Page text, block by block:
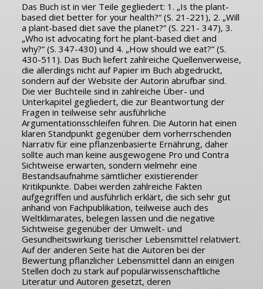
Das Buch ist in vier Teile gegliedert: 1. „Is the plant-
based diet better for your health?“ (S. 21-221), 2. „Will
a plant-based diet save the planet?“ (S. 221- 347), 3.
„Who ist advocating fort he plant-based diet and
why?“ (S. 347-430) und 4. „How should we eat?“ (S.
430-511). Das Buch liefert zahlreiche Quellenverweise,
die allerdings nicht auf Papier im Buch abgedruckt,
sondern auf der Website der Autorin abrufbar sind.
Die vier Buchteile sind in zahlreiche Über- und
Unterkapitel gegliedert, die zur Beantwortung der
Fragen in teilweise sehr ausführliche
Argumentationsschleifen führen. Die Autorin hat einen
klaren Standpunkt gegenüber dem vorherrschenden
Narrativ für eine pflanzenbasierte Ernährung, daher
sollte auch man keine ausgewogene Pro und Contra
Sichtweise erwarten, sondern vielmehr eine
Bestandsaufnahme sämtlicher existierender
Kritikpunkte. Dabei werden zahlreiche Fakten
aufgegriffen und ausführlich erklärt, die sich sehr gut
anhand von Fachpublikation, teilweise auch des
Weltklimarates, belegen lassen und die negative
Sichtweise gegenüber der Umwelt- und
Gesundheitswirkung tierischer Lebensmittel relativiert.
Auf der anderen Seite hat die Autoren bei der
Bewertung pflanzlicher Lebensmittel dann an einigen
Stellen doch zu stark auf populärwissenschaftliche
Literatur und Autoren gesetzt, deren